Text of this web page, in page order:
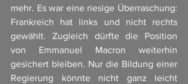
mehr. Es war eine riesige Überraschung:
Frankreich hat links und nicht rechts
gewählt. Zugleich dürfte die Position
von Emmanuel Macron weiterhin
gesichert bleiben. Nur die Bildung einer
Regierung könnte nicht ganz leicht